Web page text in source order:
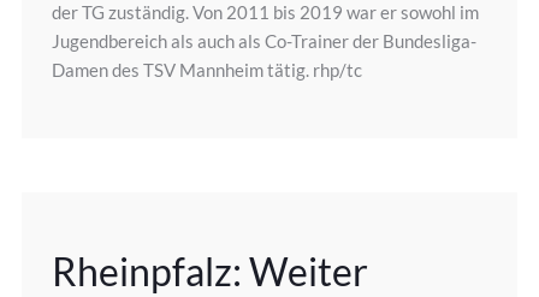
der TG zuständig. Von 2011 bis 2019 war er sowohl im
Jugendbereich als auch als Co-Trainer der Bundesliga-
Damen des TSV Mannheim tätig. rhp/tc
Rheinpfalz: Weiter